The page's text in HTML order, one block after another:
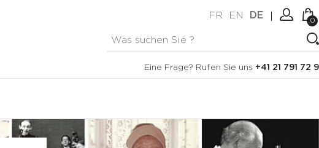
Eine Frage? Rufen Sie uns +41 21 791 72
FR EN DE
Verbindung
0
Keine Artikel im Warenkorb.